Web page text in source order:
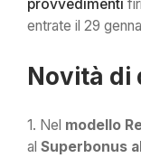
provvedimenti
entrate il 29
Novità di
1. Nel modello
al Superbonus al